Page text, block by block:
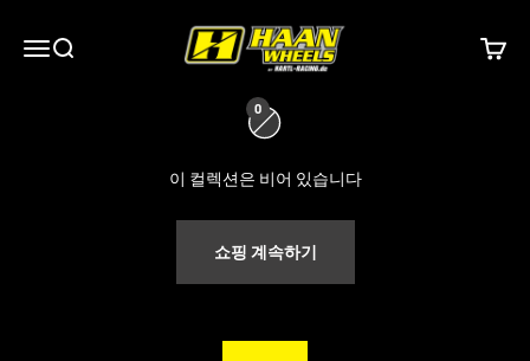
메뉴검색
하안 휠즈
장바
0
는 모든 스포크 휠을 위한 최고의 선택입니다.
Alpina tubeless Wheels, JoNich Wheels, FaBa Wheels,
나보실 수 있습니다 . 모든 휠은 개별 맞춤 구성이 가능하며, 다양한
0
이 컬렉션은 비어 있습니다
쇼핑 계속하기